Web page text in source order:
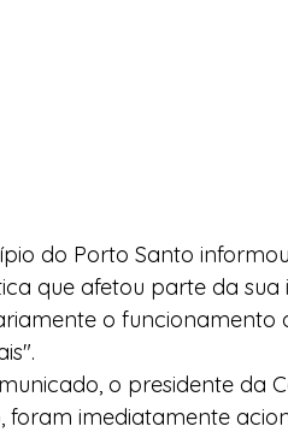
do Porto Santo
que afetou parte da
o funcionamento
o presidente da
foram imediatamente